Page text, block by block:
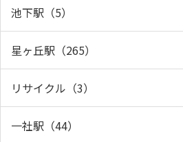
池下駅（5）
星ヶ丘駅（265）
リサイクル（3）
一社駅（44）